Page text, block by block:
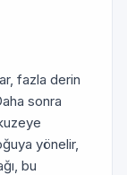
fazla derin
sonra
yönelir,
bu